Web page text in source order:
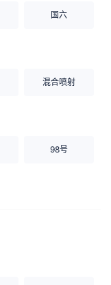
国六
混合喷射
98号